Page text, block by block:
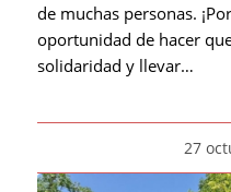
de muchas personas.
oportunidad de hacer
solidaridad y llevar…
27